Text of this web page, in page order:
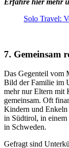
Solo Travel:
7. Gemeinsam
Das Gegenteil vom
Bild der Familie im
mehr nur Eltern mit
gemeinsam. Oft
Kindern und Enkeln
in Südtirol, in einem
in Schweden.
Gefragt sind